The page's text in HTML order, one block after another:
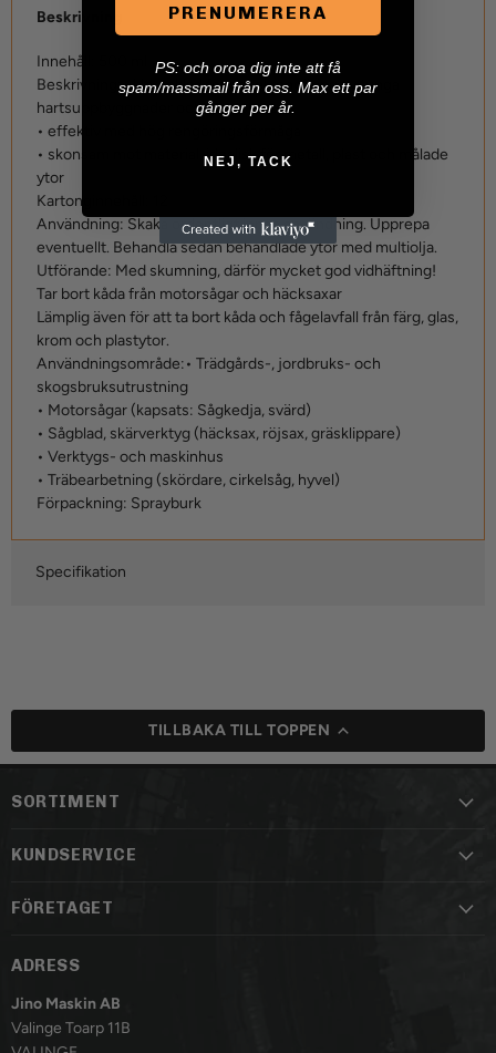
Beskrivning
Innehåll:
Beskrivning:• Utvecklad för enkel rengöring av tunga
hartsuppbyggnader och grov smuts
• effektiv med hög rengöringsförmåga
• skonsam mot material, idealisk för metall, plast och målade
ytor
Kartonginnehåll:
Användning: Skaka ordentligt innan användning. Upprepa
eventuellt. Behandla sedan behandlade ytor med multiolja.
Utförande: Med skumning, därför mycket god vidhäftning!
Tar bort kåda från motorsågar och häcksaxar
Lämplig även för att ta bort kåda och fågelavfall från färg, glas,
krom och plastytor.
Användningsområde:• Trädgårds-, jordbruks- och
skogsbruksutrustning
• Motorsågar (kapsats: Sågkedja, svärd)
• Sågblad, skärverktyg (häcksax, röjsax, gräsklippare)
• Verktygs- och maskinhus
• Träbearbetning (skördare, cirkelsåg, hyvel)
Förpackning: Sprayburk
Specifikation
TILLBAKA TILL TOPPEN
SORTIMENT
KUNDSERVICE
FÖRETAGET
ADRESS
Jino Maskin AB
Valinge Toarp 11B
PRENUMERERA
PS: och oroa dig inte att få
spam/massmail från oss. Max ett par
gånger per år.
NEJ, TACK